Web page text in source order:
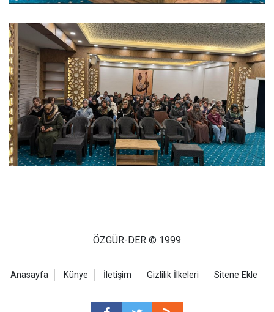
ÖZGÜR-DER © 1999
Anasayfa Künye İletişim Gizlilik İlkeleri Sitene Ekle